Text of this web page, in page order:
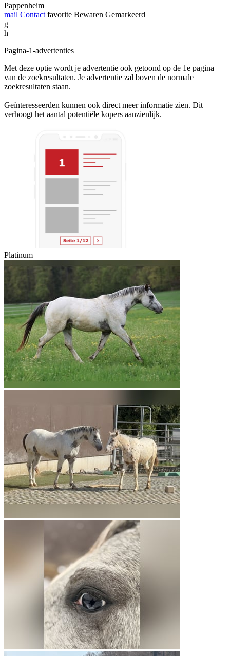
Pappenheim
mail Contact favorite Bewaren Gemarkeerd
g
h
Pagina-1-advertenties
Met deze optie wordt je advertentie ook getoond op de 1e pagina
van de zoekresultaten. Je advertentie zal boven de normale
zoekresultaten staan.
Geïnteresseerden kunnen ook direct meer informatie zien. Dit
verhoogt het aantal potentiële kopers aanzienlijk.
Platinum